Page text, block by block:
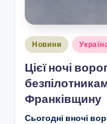
Опубліковано
Новини
Цієї ночі
Франківщину
Сьогодні вночі